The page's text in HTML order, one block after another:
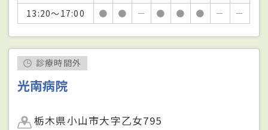
13:20～17:00
● ● － ● ● ● － －
診療時間外
光南病院
栃木県小山市大字乙女795